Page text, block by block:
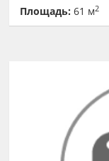
Площадь:61 м2